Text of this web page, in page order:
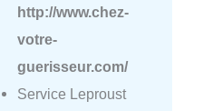
http://www.chez-
votre-
guerisseur.com/
Service Leproust